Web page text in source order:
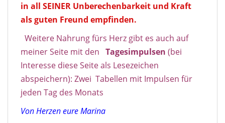
in all SEINER Unberechenbarkeit und Kraft
als guten Freund empfinden.
Weitere Nahrung fürs Herz gibt es auch auf
meiner Seite mit den Tagesimpulsen (bei
Interesse diese Seite als Lesezeichen
abspeichern): Zwei Tabellen mit Impulsen für
jeden Tag des Monats
Von Herzen eure Marina